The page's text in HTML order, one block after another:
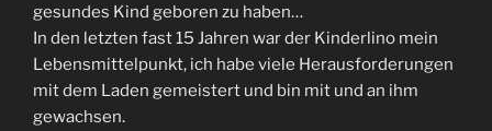
gesundes Kind geboren zu haben…
In den letzten fast 15 Jahren war der Kinderlino mein
Lebensmittelpunkt, ich habe viele Herausforderungen
mit dem Laden gemeistert und bin mit und an ihm
gewachsen.